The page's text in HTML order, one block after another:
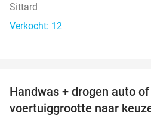
Sittard
Verkocht: 12
Handwas + drogen auto
voertuiggrootte naar